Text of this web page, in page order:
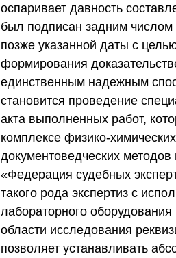
оспаривает давность
был подписан задним числом
позже указанной даты с
формирования
единственным надежным
становится проведение
акта выполненных работ,
комплексе физико-
документоведческих
«Федерация судебных
такого рода экспертиз с
лабораторного
области исследования
позволяет устанавливать